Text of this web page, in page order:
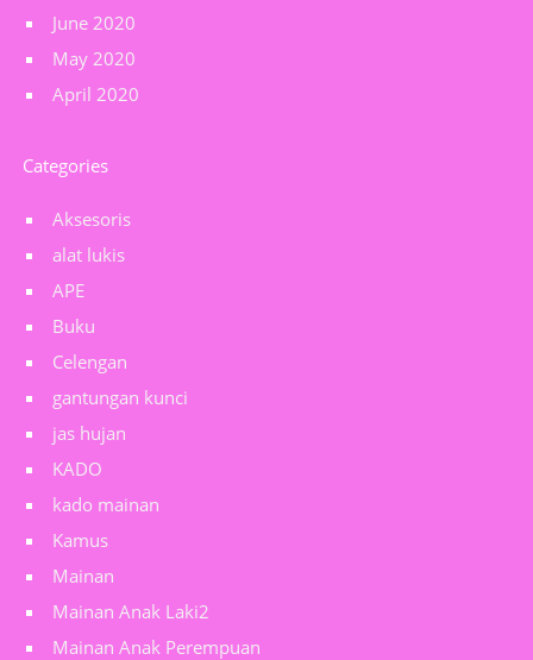
June 2020
May 2020
April 2020
Categories
Aksesoris
alat lukis
APE
Buku
Celengan
gantungan kunci
jas hujan
KADO
kado mainan
Kamus
Mainan
Mainan Anak Laki2
Mainan Anak Perempuan